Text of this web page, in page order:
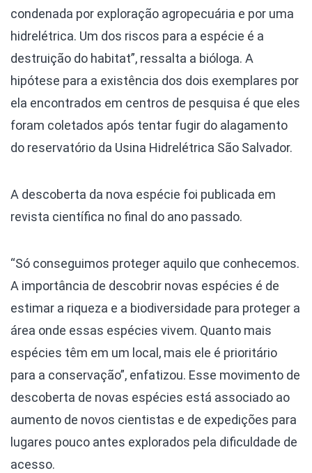
condenada por exploração agropecuária e por uma
hidrelétrica. Um dos riscos para a espécie é a
destruição do habitat”, ressalta a bióloga. A
hipótese para a existência dos dois exemplares por
ela encontrados em centros de pesquisa é que eles
foram coletados após tentar fugir do alagamento
do reservatório da Usina Hidrelétrica São Salvador.
A descoberta da nova espécie foi publicada em
revista científica no final do ano passado.
“Só conseguimos proteger aquilo que conhecemos.
A importância de descobrir novas espécies é de
estimar a riqueza e a biodiversidade para proteger a
área onde essas espécies vivem. Quanto mais
espécies têm em um local, mais ele é prioritário
para a conservação”, enfatizou. Esse movimento de
descoberta de novas espécies está associado ao
aumento de novos cientistas e de expedições para
lugares pouco antes explorados pela dificuldade de
acesso.